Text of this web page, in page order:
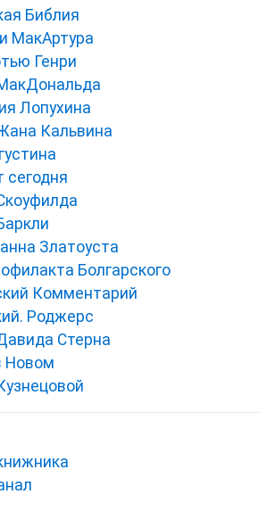
Библия
МакАртура
Генри
Лопухина
Кальвина
сегодня
Златоуста
Болгарского
Комментарий
Роджерс
Стерна
Новом